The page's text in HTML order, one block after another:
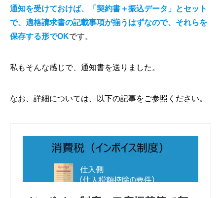
通知を受けておけば、「契約書＋振込データ」とセット
で、適格請求書の記載事項が揃うはずなので、それらを
保存する形でOKです。
私もそんな感じで、通知書を送りました。
なお、詳細については、以下の記事をご参照ください。